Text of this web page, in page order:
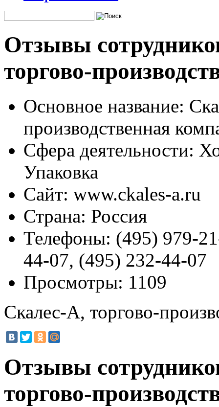
Отзывы
торгово-
Основное название:
производственная
Сфера деятельности:
Упаковка
Сайт: www.ckales-a.ru
Страна: Россия
Телефоны: (495) 979-
44-07, (495) 232-44-07
Просмотры: 1109
Скалес-А, торгово-
Отзывы
торгово-